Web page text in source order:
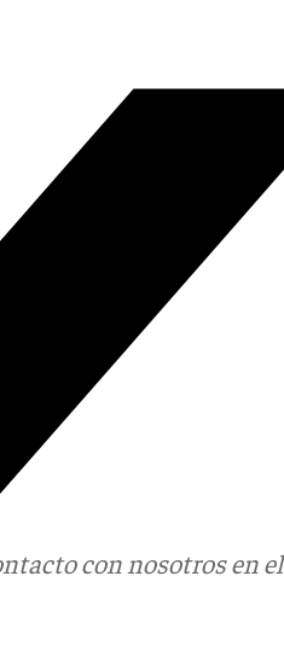
con nosotros en el